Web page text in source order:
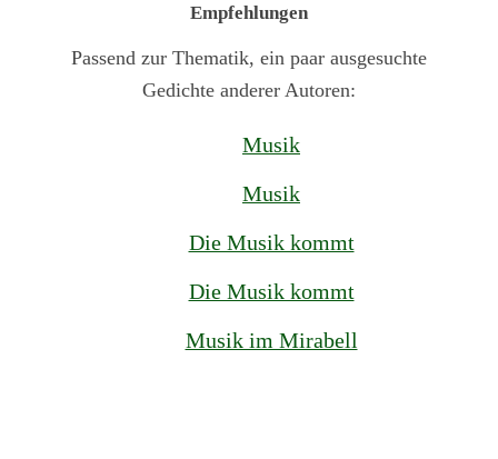
Empfehlungen
Passend zur Thematik, ein paar ausgesuchte
Gedichte anderer Autoren:
Musik
Musik
Die Musik kommt
Die Musik kommt
Musik im Mirabell